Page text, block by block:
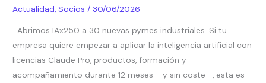
Actualidad, Socios / 30/06/2026
Abrimos IAx250 a 30 nuevas pymes industriales. Si tu
empresa quiere empezar a aplicar la inteligencia artificial con
licencias Claude Pro, productos, formación y
acompañamiento durante 12 meses —y sin coste—, esta es
generativa
en
más
de